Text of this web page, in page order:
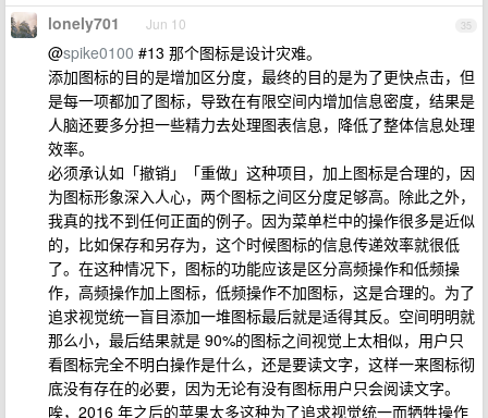
35
lonely701 Jun 10
@spike0100 #13 那个图标是设计灾难。
添加图标的目的是增加区分度，最终的目的是为了更快点击，但
是每一项都加了图标，导致在有限空间内增加信息密度，结果是
人脑还要多分担一些精力去处理图表信息，降低了整体信息处理
效率。
必须承认如「撤销」「重做」这种项目，加上图标是合理的，因
为图标形象深入人心，两个图标之间区分度足够高。除此之外，
我真的找不到任何正面的例子。因为菜单栏中的操作很多是近似
的，比如保存和另存为，这个时候图标的信息传递效率就很低
了。在这种情况下，图标的功能应该是区分高频操作和低频操
作，高频操作加上图标，低频操作不加图标，这是合理的。为了
追求视觉统一盲目添加一堆图标最后就是适得其反。空间明明就
那么小，最后结果就是 90%的图标之间视觉上太相似，用户只
看图标完全不明白操作是什么，还是要读文字，这样一来图标彻
底没有存在的必要，因为无论有没有图标用户只会阅读文字。
唉，2016 年之后的苹果太多这种为了追求视觉统一而牺牲操作